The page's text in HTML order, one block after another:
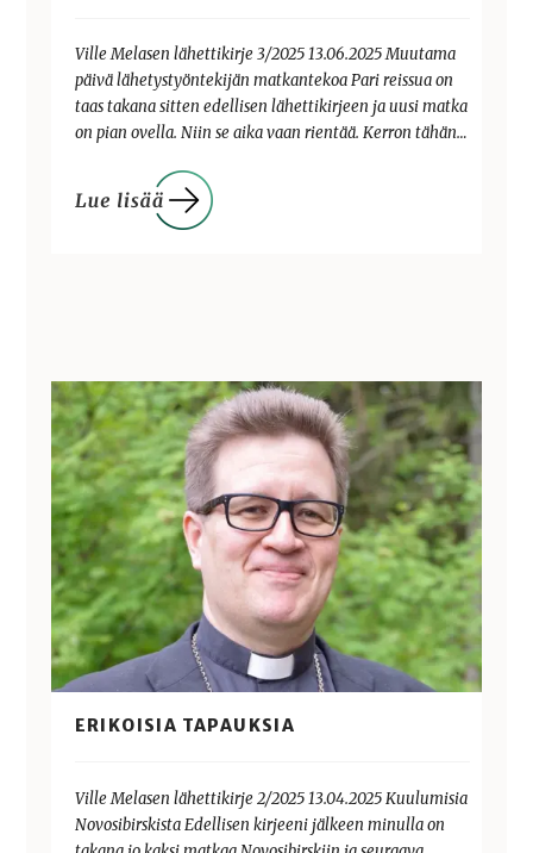
Ville Melasen lähettikirje 3/2025 13.06.2025 Muutama
päivä lähetystyöntekijän matkantekoa Pari reissua on
taas takana sitten edellisen lähettikirjeen ja uusi matka
on pian ovella. Niin se aika vaan rientää. Kerron tähän…
ERIKOISIA TAPAUKSIA
Ville Melasen lähettikirje 2/2025 13.04.2025 Kuulumisia
Novosibirskista Edellisen kirjeeni jälkeen minulla on